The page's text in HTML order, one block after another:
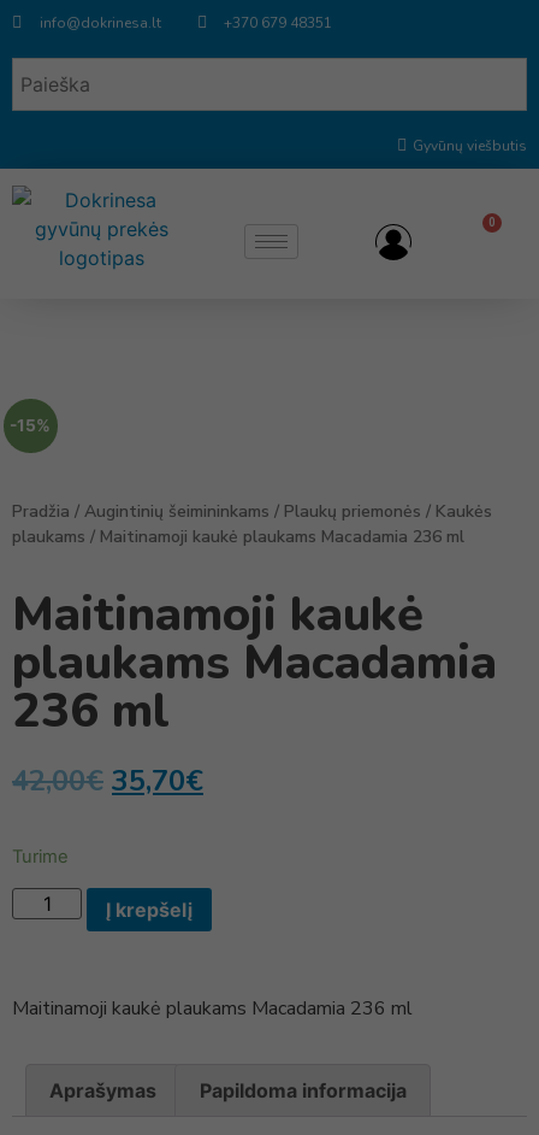
info@dokrinesa.lt +370 679 48351
Gyvūnų viešbutis
0
-15%
Pradžia / Augintinių šeimininkams / Plaukų priemonės / Kaukės
plaukams / Maitinamoji kaukė plaukams Macadamia 236 ml
Maitinamoji kaukė
plaukams Macadamia
236 ml
42,00€ 35,70€
Turime
Į krepšelį
Maitinamoji kaukė plaukams Macadamia 236 ml
Aprašymas Papildoma informacija